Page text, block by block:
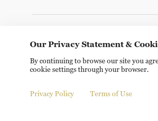
Copyright © 2024 CGTN. 京ICP备
Our Privacy Statement &
By continuing to browse our site you
cookie settings through your browser.
Privacy Policy Terms of Use